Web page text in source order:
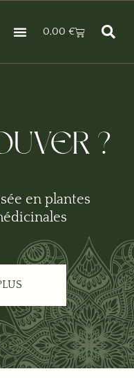
0,00€
?
en plantes